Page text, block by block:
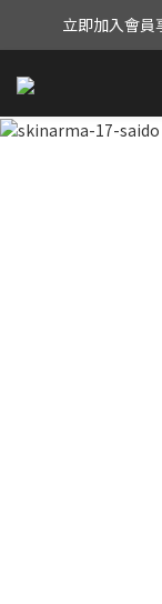
UAG
立即加入會員